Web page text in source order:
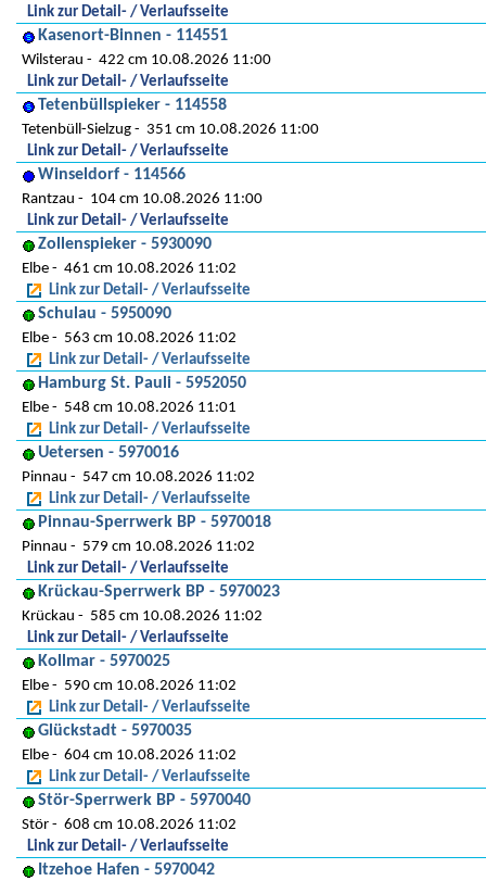
Link zur Detail- / Verlaufsseite
Kasenort-Binnen - 114551
Wilsterau
422 cm 10.08.2026 11:00
Link zur Detail- / Verlaufsseite
Tetenbüllspieker - 114558
Tetenbüll-Sielzug
351 cm 10.08.2026 11:00
Link zur Detail- / Verlaufsseite
Winseldorf - 114566
Rantzau
104 cm 10.08.2026 11:00
Link zur Detail- / Verlaufsseite
Zollenspieker - 5930090
Elbe
461 cm 10.08.2026 11:02
Link zur Detail- / Verlaufsseite
Schulau - 5950090
Elbe
563 cm 10.08.2026 11:02
Link zur Detail- / Verlaufsseite
Hamburg St. Pauli - 5952050
Elbe
548 cm 10.08.2026 11:01
Link zur Detail- / Verlaufsseite
Uetersen - 5970016
Pinnau
547 cm 10.08.2026 11:02
Link zur Detail- / Verlaufsseite
Pinnau-Sperrwerk BP - 5970018
Pinnau
579 cm 10.08.2026 11:02
Link zur Detail- / Verlaufsseite
Krückau-Sperrwerk BP - 5970023
Krückau
585 cm 10.08.2026 11:02
Link zur Detail- / Verlaufsseite
Kollmar - 5970025
Elbe
590 cm 10.08.2026 11:02
Link zur Detail- / Verlaufsseite
Glückstadt - 5970035
Elbe
604 cm 10.08.2026 11:02
Link zur Detail- / Verlaufsseite
Stör-Sperrwerk BP - 5970040
Stör
608 cm 10.08.2026 11:02
Link zur Detail- / Verlaufsseite
Itzehoe Hafen - 5970042